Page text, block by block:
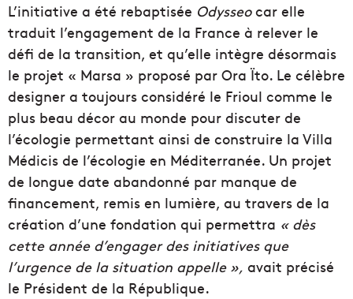
L’initiative a été rebaptisée Odysseocar elle
traduit l’engagement de la France à relever le
défi de la transition, et qu’elle intègre désormais
le projet « Marsa » proposé par Ora Ïto. Le célèbre
designer a toujours considéré le Frioul comme le
plus beau décor au monde pour discuter de
l’écologie permettant ainsi de construire la Villa
Médicis de l’écologie en Méditerranée. Un projet
de longue date abandonné par manque de
financement, remis en lumière, au travers de la
création d’une fondation qui permettra « dès
cette année d’engager des initiatives que
l’urgence de la situation appelle », avait précisé
le Président de la République.